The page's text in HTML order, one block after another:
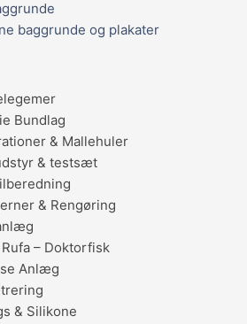
baggrunde og plakater
Bundlag
& Mallehuler
& testsæt
& Rengøring
Rufa – Doktorfisk
Anlæg
& Silikone